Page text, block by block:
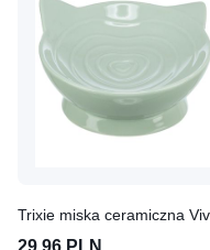
29.96 PLN